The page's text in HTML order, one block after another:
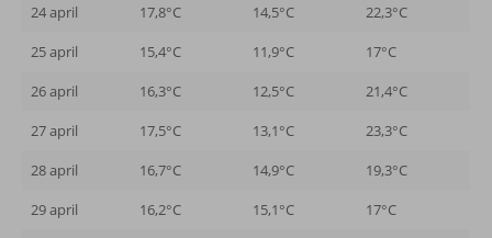
24 april
17,8°C 14,5°C
22,3°C
25 april
15,4°C 11,9°C
17°C
26 april
16,3°C 12,5°C
21,4°C
27 april
17,5°C 13,1°C
23,3°C
28 april
16,7°C 14,9°C
19,3°C
29 april
16,2°C 15,1°C
17°C